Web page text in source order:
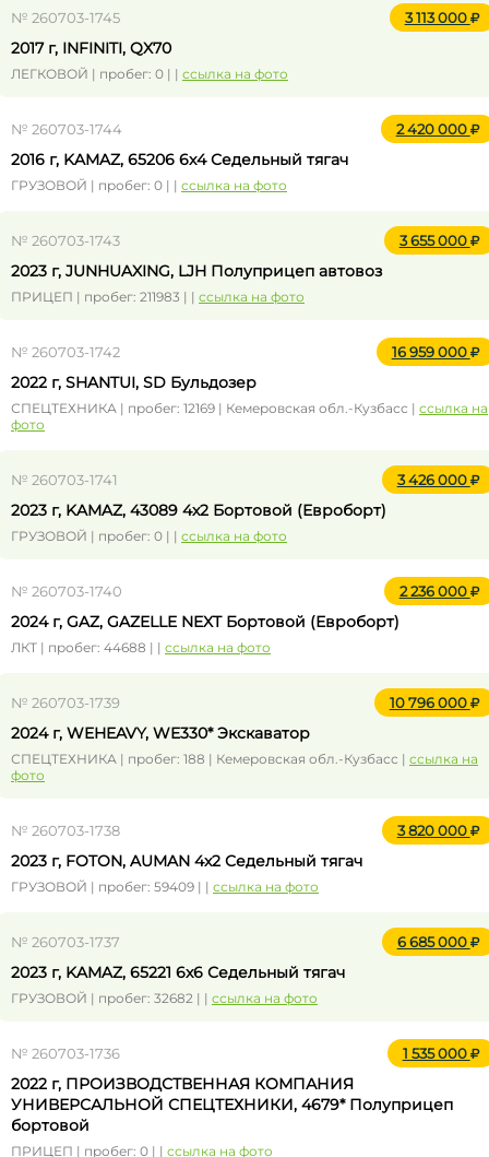
№ 260703-1745 3 113 000
2017 г, INFINITI, QX70
ЛЕГКОВОЙ | пробег: 0 | | ссылка на фото
№ 260703-1744 2 420 000
2016 г, KAMAZ, 65206 6x4 Седельный тягач
ГРУЗОВОЙ | пробег: 0 | | ссылка на фото
№ 260703-1743 3 655 000
2023 г, JUNHUAXING, LJH Полуприцеп автовоз
ПРИЦЕП | пробег: 211983 | | ссылка на фото
№ 260703-1742 16 959 000
2022 г, SHANTUI, SD Бульдозер
СПЕЦТЕХНИКА | пробег: 12169 | Кемеровская обл.-Кузбасс | ссылка на
фото
№ 260703-1741 3 426 000
2023 г, KAMAZ, 43089 4x2 Бортовой (Евроборт)
ГРУЗОВОЙ | пробег: 0 | | ссылка на фото
№ 260703-1740 2 236 000
2024 г, GAZ, GAZELLE NEXT Бортовой (Евроборт)
ЛКТ | пробег: 44688 | | ссылка на фото
№ 260703-1739 10 796 000
2024 г, WEHEAVY, WE330* Экскаватор
СПЕЦТЕХНИКА | пробег: 188 | Кемеровская обл.-Кузбасс | ссылка на
фото
№ 260703-1738 3 820 000
2023 г, FOTON, AUMAN 4x2 Седельный тягач
ГРУЗОВОЙ | пробег: 59409 | | ссылка на фото
№ 260703-1737 6 685 000
2023 г, KAMAZ, 65221 6x6 Седельный тягач
ГРУЗОВОЙ | пробег: 32682 | | ссылка на фото
№ 260703-1736 1 535 000
2022 г, ПРОИЗВОДСТВЕННАЯ КОМПАНИЯ
УНИВЕРСАЛЬНОЙ СПЕЦТЕХНИКИ, 4679* Полуприцеп
бортовой
ПРИЦЕП | пробег: 0 | | ссылка на фото